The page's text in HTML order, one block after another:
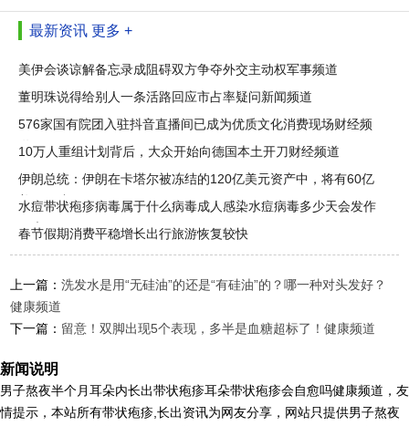
最新资讯 更多 +
美伊会谈谅解备忘录成阻碍双方争夺外交主动权军事频道
董明珠说得给别人一条活路回应市占率疑问新闻频道
576家国有院团入驻抖音直播间已成为优质文化消费现场财经频
道
10万人重组计划背后，大众开始向德国本土开刀财经频道
伊朗总统：伊朗在卡塔尔被冻结的120亿美元资产中，将有60亿
美元解冻
水痘带状疱疹病毒属于什么病毒成人感染水痘病毒多少天会发作
健康
春节假期消费平稳增长出行旅游恢复较快
上一篇：洗发水是用“无硅油”的还是“有硅油”的？哪一种对头发好？
健康频道
下一篇： 留意！双脚出现5个表现，多半是血糖超标了！健康频道
新闻说明
男子熬夜半个月耳朵内长出带状疱疹耳朵带状疱疹会自愈吗健康频道，友
情提示，本站所有带状疱疹,长出资讯为网友分享，网站只提供男子熬夜